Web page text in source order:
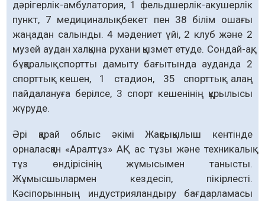
дәрігерлік-амбулатория, 1 фельдшерлік-акушерлік
пункт, 7 медициналық бекет пен 38 білім ошағы
жаңадан салынды. 4 мәдениет үйі, 2 клуб және 2
музей аудан халқына рухани қызмет етуде. Сондай-ақ,
бұқаралық спортты дамыту бағытында ауданда 2
спорттық кешен, 1 стадион, 35 спорттық алаң
пайдалануға берілсе, 3 спорт кешенінің құрылысы
жүруде.
Әрі қарай облыс әкімі Жақсықылыш кентінде
орналасқан «Аралтұз» АҚ ас тұзы және техникалық
тұз өндірісінің жұмысымен танысты.
Жұмысшылармен кездесіп, пікірлесті.
Кәсіпорынның индустрияландыру бағдарламасы